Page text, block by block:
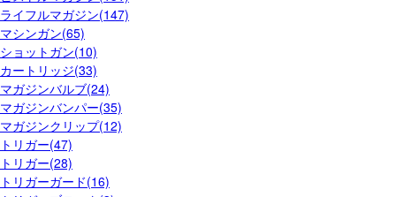
ライフルマガジン(147)
マシンガン(65)
ショットガン(10)
カートリッジ(33)
マガジンバルブ(24)
マガジンバンパー(35)
マガジンクリップ(12)
トリガー(47)
トリガー(28)
トリガーガード(16)